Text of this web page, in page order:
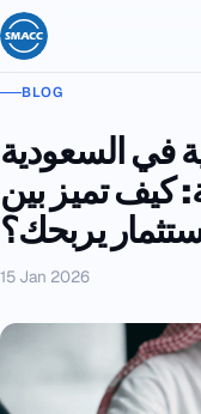
BLOG
في السعودية
كيف تميز بين
يربحك؟
15 Jan 2026